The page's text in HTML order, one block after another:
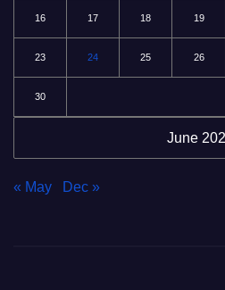
June
16 17 18 19
23 24 25 26
30
« May Dec »